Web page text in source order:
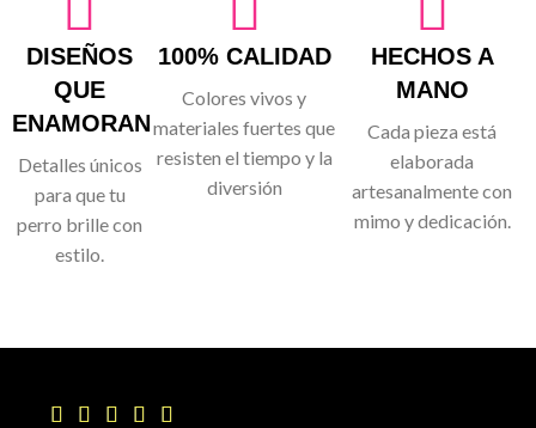
DISEÑOS
QUE
ENAMORAN
Detalles únicos
para que tu
perro brille con
estilo.
100% CALIDAD
Colores vivos y
materiales fuertes que
resisten el tiempo y la
diversión
HECHOS A
MANO
Cada pieza está
elaborada
artesanalmente con
mimo y dedicación.
    